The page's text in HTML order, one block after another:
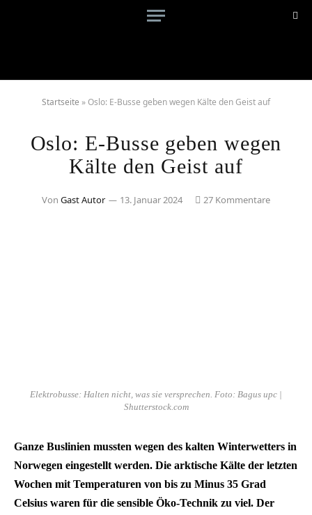
Startseite »Oslo: E-Busse geben wegen Kälte den Geist auf
Oslo: E-Busse geben wegen
Kälte den Geist auf
Von Gast Autor 13. Januar 2024 27 Kommentare
Elektrobusse: Halten nicht, was sie versprechen. Foto: Bagus upc |
Shutterstock.com
Ganze Buslinien mussten wegen des kalten Winterwetters in
Norwegen eingestellt werden. Die arktische Kälte der letzten
Wochen mit Temperaturen von bis zu Minus 35 Grad
Celsius waren für die sensible Öko-Technik zu viel. Der